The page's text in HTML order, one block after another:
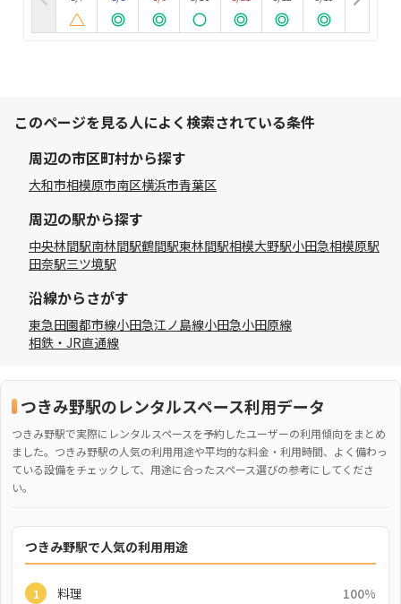
このページを見る人によく検索されている条件
周辺の市区町村から探す
大和市相模原市南区横浜市青葉区
周辺の駅から探す
中央林間駅南林間駅鶴間駅東林間駅相模大野駅小田急相模原駅
田奈駅三ツ境駅
沿線からさがす
東急田園都市線小田急江ノ島線小田急小田原線
相鉄・JR直通線
つきみ野駅のレンタルスペース利用データ
つきみ野駅で実際にレンタルスペースを予約したユーザーの利用傾向をまとめ
ました。つきみ野駅の人気の利用用途や平均的な料金・利用時間、よく備わっ
ている設備をチェックして、用途に合ったスペース選びの参考にしてくださ
い。
つきみ野駅で人気の利用用途
1 料理 100%